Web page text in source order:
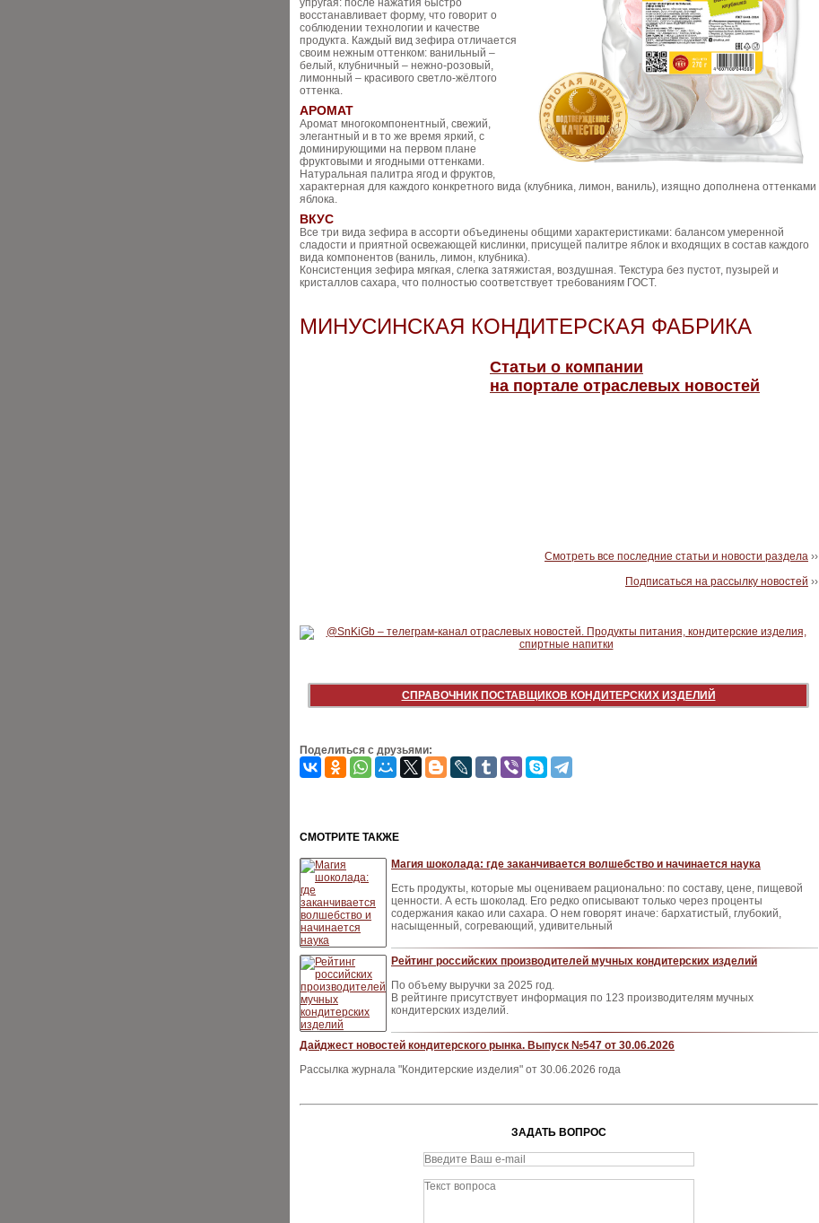
упругая: после нажатия быстро
восстанавливает форму, что говорит о
соблюдении технологии и качестве
продукта. Каждый вид зефира отличается
своим нежным оттенком: ванильный –
белый, клубничный – нежно‑розовый,
лимонный – красивого светло‑жёлтого
оттенка.
АРОМАТ
Аромат многокомпонентный, свежий,
элегантный и в то же время яркий, с
доминирующими на первом плане
фруктовыми и ягодными оттенками.
Натуральная палитра ягод и фруктов,
характерная для каждого конкретного вида (клубника, лимон, ваниль), изящно дополнена оттенками
яблока.
ВКУС
Все три вида зефира в ассорти объединены общими характеристиками: балансом умеренной
сладости и приятной освежающей кислинки, присущей палитре яблок и входящих в состав каждого
вида компонентов (ваниль, лимон, клубника).
Консистенция зефира мягкая, слегка затяжистая, воздушная. Текстура без пустот, пузырей и
кристаллов сахара, что полностью соответствует требованиям ГОСТ.
МИНУСИНСКАЯ КОНДИТЕРСКАЯ ФАБРИКА
Статьи о компании
на портале отраслевых новостей
Смотреть все последние статьи и новости раздела ››
Подписаться на рассылку новостей ››
СПРАВОЧНИК ПОСТАВЩИКОВ КОНДИТЕРСКИХ ИЗДЕЛИЙ
Поделиться с друзьями:
CМОТРИТЕ ТАКЖЕ
Магия шоколада: где заканчивается волшебство и начинается наука
Есть продукты, которые мы оцениваем рационально: по составу, цене, пищевой
ценности. А есть шоколад. Его редко описывают только через проценты
содержания какао или сахара. О нем говорят иначе: бархатистый, глубокий,
насыщенный, согревающий, удивительный
Рейтинг российских производителей мучных кондитерских изделий
По объему выручки за 2025 год.
В рейтинге присутствует информация по 123 производителям мучных
кондитерских изделий.
Дайджест новостей кондитерского рынка. Выпуск №547 от 30.06.2026
Рассылка журнала "Кондитерские изделия" от 30.06.2026 года
ЗАДАТЬ ВОПРОС